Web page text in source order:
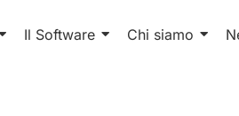
Il Software Chi siamo